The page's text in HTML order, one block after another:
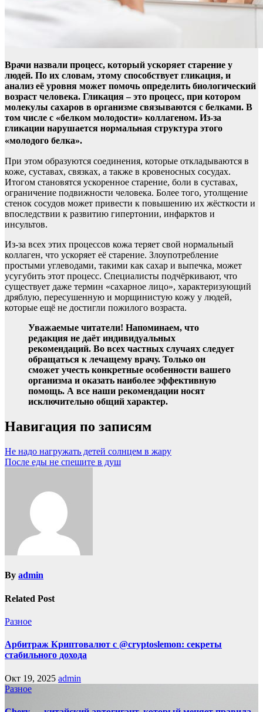
Врачи назвали процесс, который ускоряет старение у
людей. По их словам, этому способствует гликация, и
анализ её уровня может помочь определить биологический
возраст человека. Гликация – это процесс, при котором
молекулы сахаров в организме связываются с белками. В
том числе с «белком молодости» коллагеном. Из-за
гликации нарушается нормальная структура этого
«молодого белка».
При этом образуются соединения, которые откладываются в
коже, суставах, связках, а также в кровеносных сосудах.
Итогом становятся ускоренное старение, боли в суставах,
ограничение подвижности человека. Более того, утолщение
стенок сосудов может привести к повышению их жёсткости и
впоследствии к развитию гипертонии, инфарктов и
инсультов.
Из-за всех этих процессов кожа теряет свой нормальный
коллаген, что ускоряет её старение. Злоупотребление
простыми углеводами, такими как сахар и выпечка, может
усугубить этот процесс. Специалисты подчёркивают, что
существует даже термин «сахарное лицо», характеризующий
дряблую, пересушенную и морщинистую кожу у людей,
которые ещё не достигли пожилого возраста.
Уважаемые читатели! Напоминаем, что
редакция не даёт индивидуальных
рекомендаций. Во всех частных случаях следует
обращаться к лечащему врачу. Только он
сможет учесть конкретные особенности вашего
организма и оказать наиболее эффективную
помощь. А все наши рекомендации носят
исключительно общий характер.
Навигация по записям
Не надо нагружать детей солнцем в жару
После еды не спешите в душ
By admin
Related Post
Разное
Арбитраж Криптовалют с @cryptoslemon: секреты
стабильного дохода
Окт 19, 2025 admin
Разное